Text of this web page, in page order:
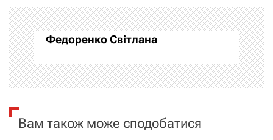
а
ц
і
я
з
Федоренко Світлана
Вам також може сподобатися